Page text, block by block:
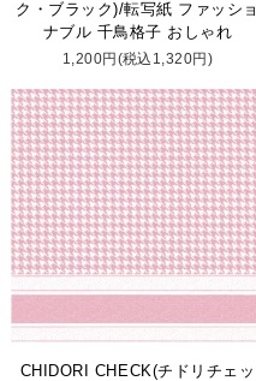
ク・ブラック)/転写紙 ファッショ
ナブル 千鳥格子 おしゃれ
1,200円(税込1,320円)
CHIDORI CHECK(チドリチェッ